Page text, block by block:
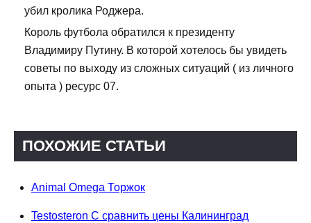
убил кролика Роджера.
Король футбола обратился к президенту
Владимиру Путину. В которой хотелось бы увидеть
советы по выходу из сложных ситуаций ( из личного
опыта ) ресурс 07.
ПОХОЖИЕ СТАТЬИ
Animal Omega Торжок
Testosteron C сравнить цены Калининград